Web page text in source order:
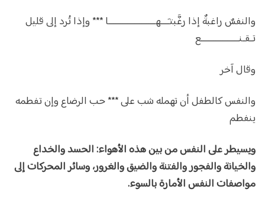
والنفسٌ راغبةٌ إذا رغَّبتـَـــهــــــــــــــــــــا *** وإذا تُرد إلى قليل
تـقـنــــــــــــــــع
وقال آخر
والنفس كالطفل أن تهمله شب على *** حب الرضاع وإن تفطمه
ينفطم
ويسيطر على النفس من بين هذه الأهواء: الحسد والخداع
والخيانة والفجور والفتنة والضيق والغرور، وسائر المحركات إلى
مواصفات النفس الأمارة بالسوء.